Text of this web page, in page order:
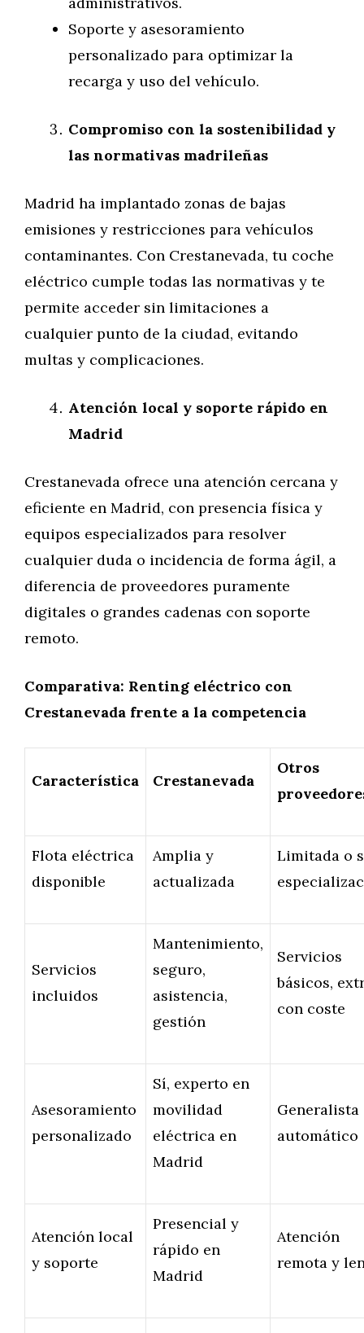
Soporte y asesoramiento
personalizado para optimizar la
recarga y uso del vehículo.
Compromiso con la sostenibilidad y
las normativas madrileñas
Madrid ha implantado zonas de bajas
emisiones y restricciones para vehículos
contaminantes. Con Crestanevada, tu coche
eléctrico cumple todas las normativas y te
permite acceder sin limitaciones a
cualquier punto de la ciudad, evitando
multas y complicaciones.
Atención local y soporte rápido en
Madrid
Crestanevada ofrece una atención cercana y
eficiente en Madrid, con presencia física y
equipos especializados para resolver
cualquier duda o incidencia de forma ágil, a
diferencia de proveedores puramente
digitales o grandes cadenas con soporte
remoto.
Comparativa: Renting eléctrico con
Crestanevada frente a la competencia
Característica Crestanevada
Otros
Flota eléctrica
disponible
Amplia y
actualizada
Limitada o
Servicios
incluidos
Mantenimiento,
seguro,
asistencia,
gestión
Servicios
básicos,
con coste
Asesoramiento
personalizado
Sí, experto en
movilidad
eléctrica en
Madrid
Generalista
automático
Atención local
y soporte
Presencial y
rápido en
Madrid
Atención
remota y